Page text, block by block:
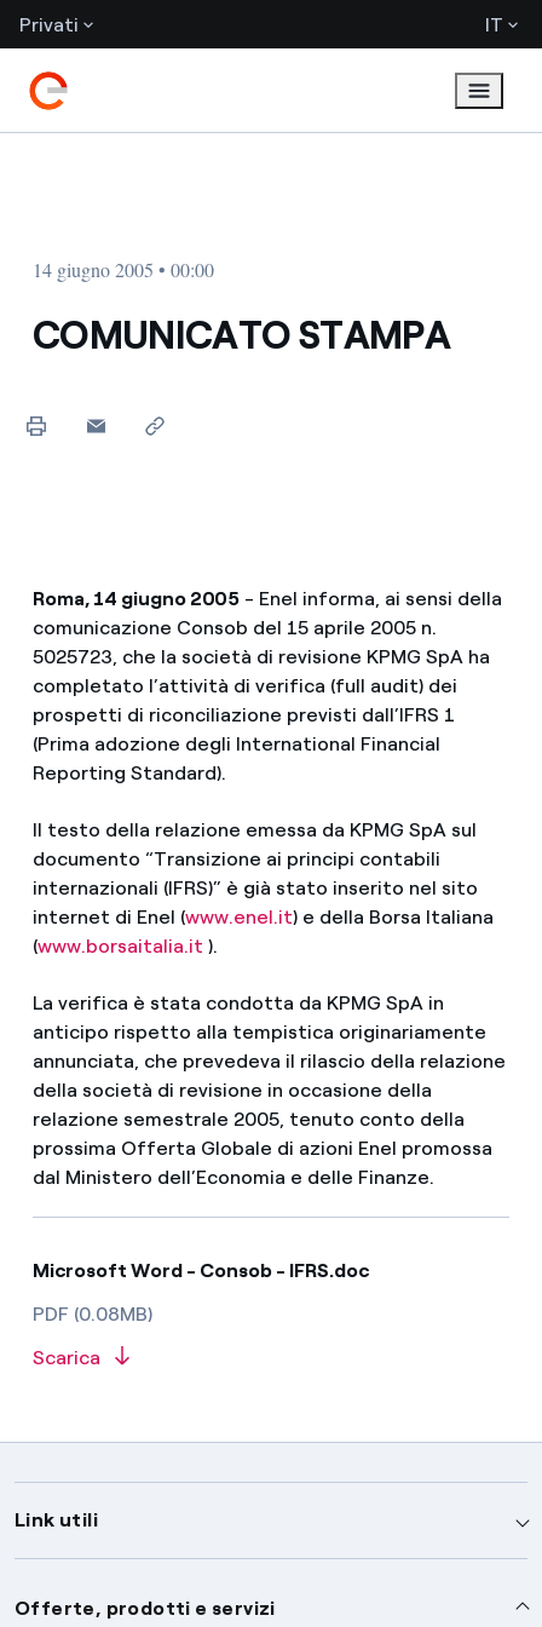
Privati IT
14 giugno 2005 • 00:00
COMUNICATO STAMPA
Roma, 14 giugno 2005 - Enel informa, ai sensi della
comunicazione Consob del 15 aprile 2005 n.
5025723, che la società di revisione KPMG SpA ha
completato l’attività di verifica (full audit) dei
prospetti di riconciliazione previsti dall’IFRS 1
(Prima adozione degli International Financial
Reporting Standard).
Il testo della relazione emessa da KPMG SpA sul
documento “Transizione ai principi contabili
internazionali (IFRS)” è già stato inserito nel sito
internet di Enel (www.enel.it) e della Borsa Italiana
(www.borsaitalia.it ).
La verifica è stata condotta da KPMG SpA in
anticipo rispetto alla tempistica originariamente
annunciata, che prevedeva il rilascio della relazione
della società di revisione in occasione della
relazione semestrale 2005, tenuto conto della
prossima Offerta Globale di azioni Enel promossa
dal Ministero dell’Economia e delle Finanze.
Microsoft Word - Consob - IFRS.doc
PDF (0.08MB)
Scarica
Link utili
Assistenza
Offerte, prodotti e servizi